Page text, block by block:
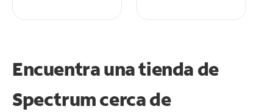
Encuentra una tienda de
Spectrumcerca de